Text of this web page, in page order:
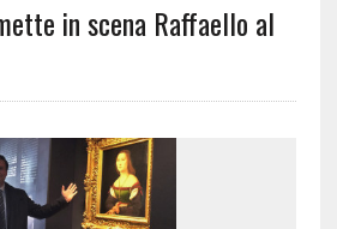
in scena Raffaello al